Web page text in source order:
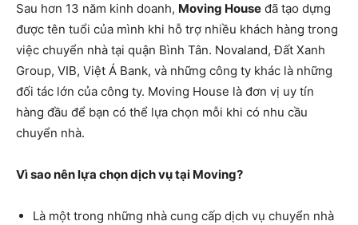
Sau hơn 13 năm kinh doanh, Moving House đã tạo dựng
được tên tuổi của mình khi hỗ trợ nhiều khách hàng trong
việc chuyển nhà tại quận Bình Tân. Novaland, Đất Xanh
Group, VIB, Việt Á Bank, và những công ty khác là những
đối tác lớn của công ty. Moving House là đơn vị uy tín
hàng đầu để bạn có thể lựa chọn mỗi khi có nhu cầu
chuyển nhà.
Vì sao nên lựa chọn dịch vụ tại Moving?
Là một trong những nhà cung cấp dịch vụ chuyển nhà